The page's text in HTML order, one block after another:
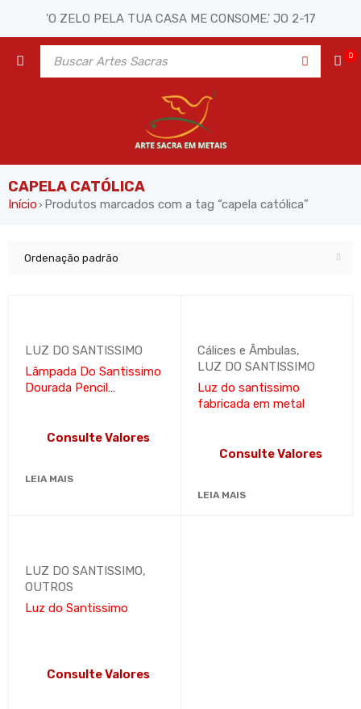
'O ZELO PELA TUA CASA ME CONSOME.' JO 2-17
0
CAPELA CATÓLICA
Início› Produtos marcados com a tag “capela católica”
Ordenação padrão
LUZ DO SANTISSIMO
Lâmpada Do Santissimo
Dourada Pencil
Consulte Valores
LEIA MAIS
Cálices e Âmbulas,
LUZ DO SANTISSIMO
Luz do santissimo
fabricada em metal
Consulte Valores
LEIA MAIS
LUZ DO SANTISSIMO,
OUTROS
Luz do Santissimo
Consulte Valores